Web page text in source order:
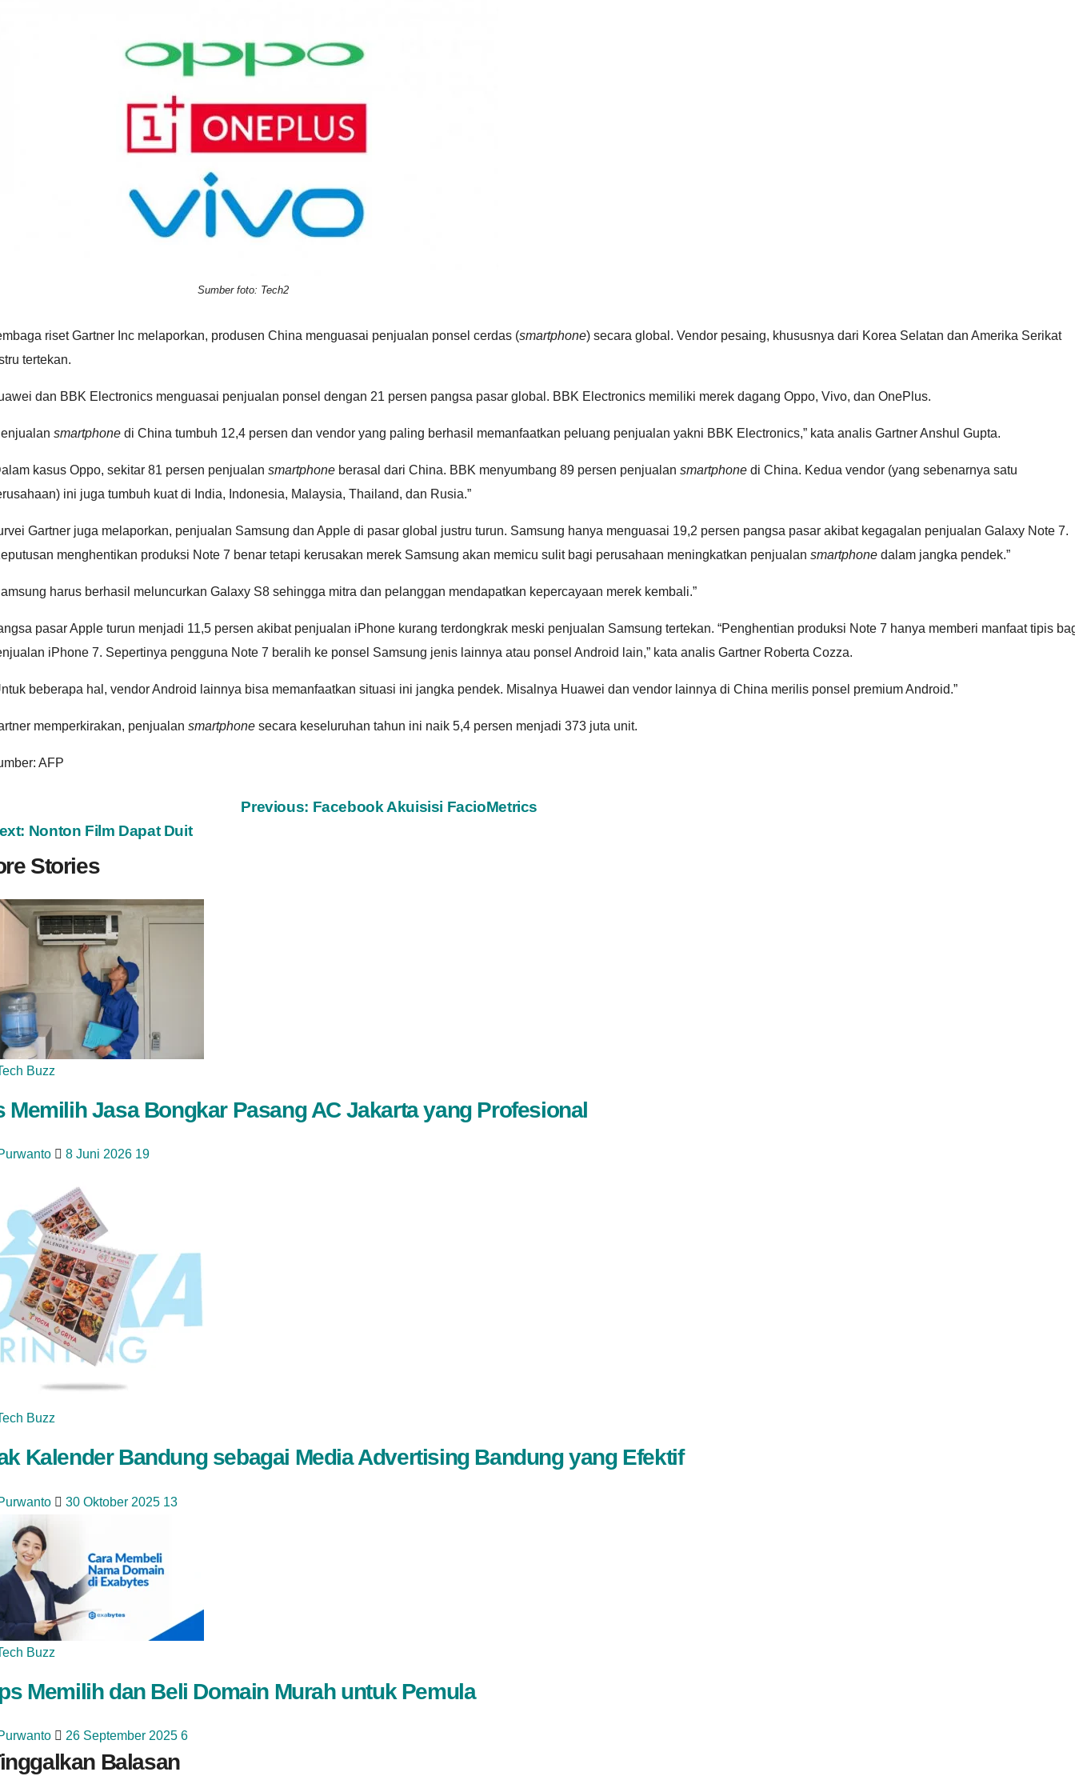
Sumber foto: Tech2
riset Gartner Inc melaporkan, produsen China menguasai penjualan ponsel cerdas (smartphone) secara global. Vendor pesaing, khususnya dari Korea Selatan dan Amerika Serikat
tertekan.
dan BBK Electronics menguasai penjualan ponsel dengan 21 persen pangsa pasar global. BBK Electronics memiliki merek dagang Oppo, Vivo, dan OnePlus.
smartphone di China tumbuh 12,4 persen dan vendor yang paling berhasil memanfaatkan peluang penjualan yakni BBK Electronics,” kata analis Gartner Anshul Gupta.
kasus Oppo, sekitar 81 persen penjualan smartphone berasal dari China. BBK menyumbang 89 persen penjualan smartphone di China. Kedua vendor (yang sebenarnya satu
ini juga tumbuh kuat di India, Indonesia, Malaysia, Thailand, dan Rusia.”
Gartner juga melaporkan, penjualan Samsung dan Apple di pasar global justru turun. Samsung hanya menguasai 19,2 persen pangsa pasar akibat kegagalan penjualan Galaxy Note 7.
menghentikan produksi Note 7 benar tetapi kerusakan merek Samsung akan memicu sulit bagi perusahaan meningkatkan penjualan smartphone dalam jangka pendek.”
harus berhasil meluncurkan Galaxy S8 sehingga mitra dan pelanggan mendapatkan kepercayaan merek kembali.”
pasar Apple turun menjadi 11,5 persen akibat penjualan iPhone kurang terdongkrak meski penjualan Samsung tertekan. “Penghentian produksi Note 7 hanya memberi manfaat tipis
iPhone 7. Sepertinya pengguna Note 7 beralih ke ponsel Samsung jenis lainnya atau ponsel Android lain,” kata analis Gartner Roberta Cozza.
beberapa hal, vendor Android lainnya bisa memanfaatkan situasi ini jangka pendek. Misalnya Huawei dan vendor lainnya di China merilis ponsel premium Android.”
memperkirakan, penjualan smartphone secara keseluruhan tahun ini naik 5,4 persen menjadi 373 juta unit.
AFP
Previous: Facebook Akuisisi FacioMetrics
Nonton Film Dapat Duit
Stories
Buzz
Memilih Jasa Bongkar Pasang AC Jakarta yang Profesional
8 Juni 2026 19
Buzz
Kalender Bandung sebagai Media Advertising Bandung yang Efektif
30 Oktober 2025 13
Buzz
Memilih dan Beli Domain Murah untuk Pemula
26 September 2025 6
Balasan